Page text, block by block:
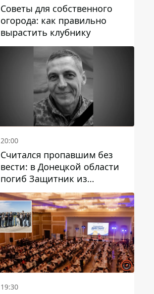
Советы для собственного
огорода: как правильно
вырастить клубнику
20:00
Считался пропавшим без
вести: в Донецкой области
погиб Защитник из
Каменского Антон
Красовский
19:30